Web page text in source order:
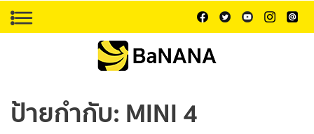
ป้ายกำกับ: MINI 4